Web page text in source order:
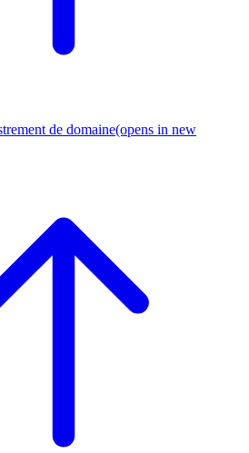
de domaine(opens in new